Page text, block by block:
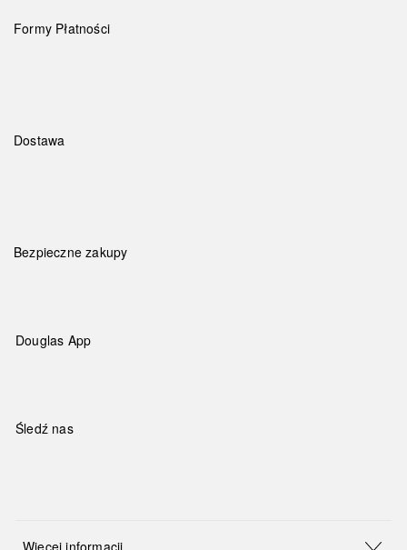
Formy Płatności
Dostawa
Bezpieczne zakupy
Douglas App
Śledź nas
Więcej informacji